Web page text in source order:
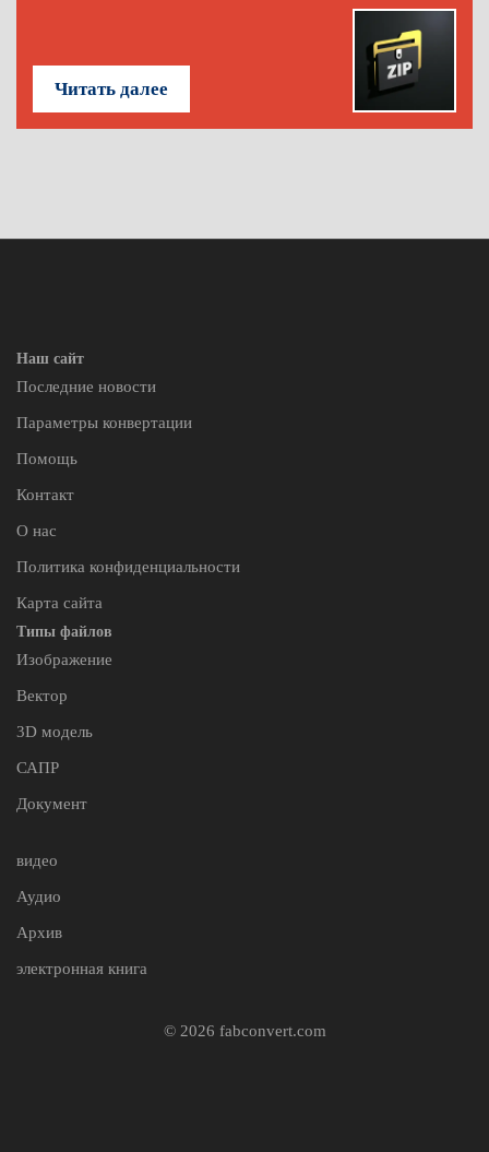
Читать далее
Наш сайт
Последние новости
Параметры конвертации
Помощь
Контакт
О нас
Политика конфиденциальности
Карта сайта
Типы файлов
Изображение
Вектор
3D модель
САПР
Документ
видео
Аудио
Архив
электронная книга
© 2026 fabconvert.com